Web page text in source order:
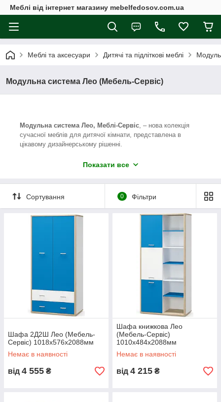
Меблі від інтернет магазину mebelfedosov.com.ua
Меблі та аксесуари Дитячі та підліткові меблі
Модульна система Лео (Мебель-Сервіс)
Модульна система Лео, Меблі-Сервіс, – нова колекція
сучасної меблів для дитячої кімнати, представлена в
цікавому дизайнерському рішенні.
високої якості в трьох колірних варіантах.
современный дизайн, необычное сочетание белого цвета и
цвета дуб самоа с голубым, салатовым и розовым.
Благодаря этому, есть возможность составить набор
функциональному назначению предметов. Кровать-горка с
выдвижными ящиками – украшение всей коллекции.
сможете обустроить удобную и комфортную детскую
комнату.
Возможные варианты цвета
Корпус: ЛДСП
Показати все
Сортування 0 Фільтри
Шафа 2Д2Ш Лео (Мебель-
Сервіс) 1018х576х2088мм
Немає в наявності
від 4 555 ₴
Шафа книжкова Лео
(Мебель-Сервіс)
1010х484х2088мм
Немає в наявності
від 4 215 ₴